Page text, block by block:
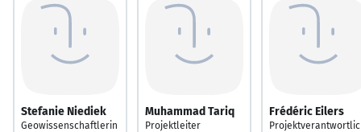
Stefanie Niediek
Geowissenschaftlerin
Muhammad Tariq
Projektleiter
Frédéric Eilers